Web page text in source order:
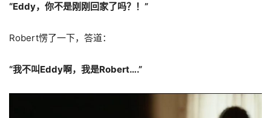
“Eddy，你不是刚刚回家了吗？！”
Robert愣了一下，答道：
“我不叫Eddy啊，我是Robert….”